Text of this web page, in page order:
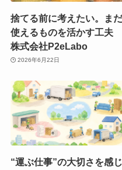
捨てる前に考えたい。まだ
使えるものを活かす工夫
株式会社P2eLabo
2026年6月22日
“運ぶ仕事”の大切さを感じ